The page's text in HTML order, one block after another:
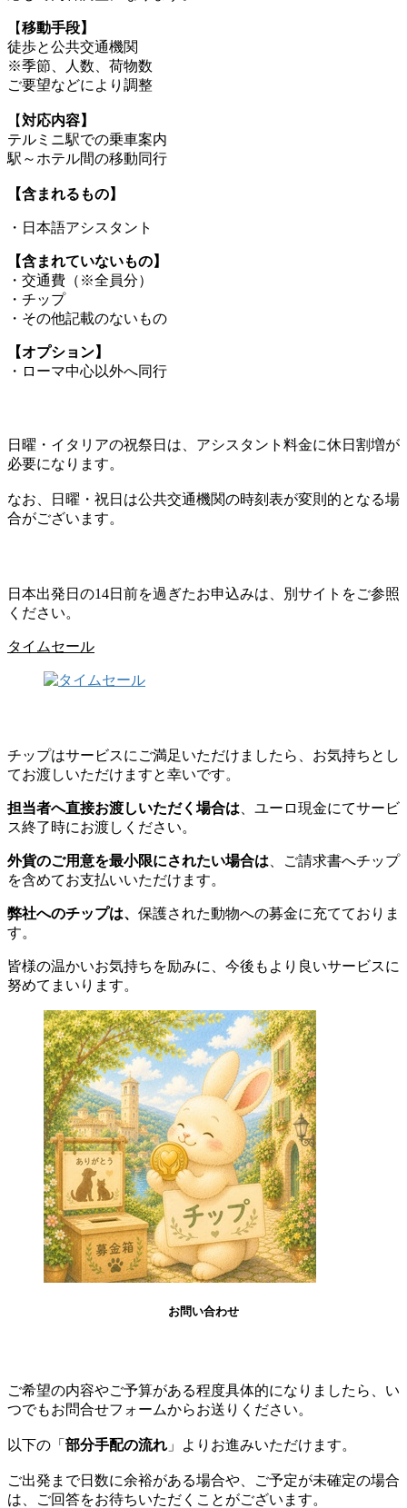
【移動手段】
徒歩と公共交通機関
※季節、人数、荷物数
ご要望などにより調整
【対応内容】
テルミニ駅での乗車案内
駅～ホテル間の移動同行
【含まれるもの】
・日本語アシスタント
【含まれていないもの】
・交通費（※全員分）
・チップ
・その他記載のないもの
【オプション】
・ローマ中心以外へ同行
日曜・イタリアの祝祭日は、アシスタント料金に休日割増が
必要になります。
なお、日曜・祝日は公共交通機関の時刻表が変則的となる場
合がございます。
日本出発日の14日前を過ぎたお申込みは、別サイトをご参照
ください。
タイムセール
チップはサービスにご満足いただけましたら、お気持ちとし
てお渡しいただけますと幸いです。
担当者へ直接お渡しいただく場合は 、ユーロ現金にてサービ
ス終了時にお渡しください。
外貨のご用意を最小限にされたい場合は 、ご請求書へチップ
を含めてお支払いいただけます。
弊社へのチップは、 保護された動物への募金に充てておりま
す。
皆様の温かいお気持ちを励みに、今後もより良いサービスに
努めてまいります。
お問い合わせ
ご希望の内容やご予算がある程度具体的になりましたら、い
つでもお問合せフォームからお送りください。
以下の 「 部分手配の流れ 」 よりお進みいただけます。
ご出発まで日数に余裕がある場合や、ご予定が未確定の場合
は、ご回答をお待ちいただくことがございます。